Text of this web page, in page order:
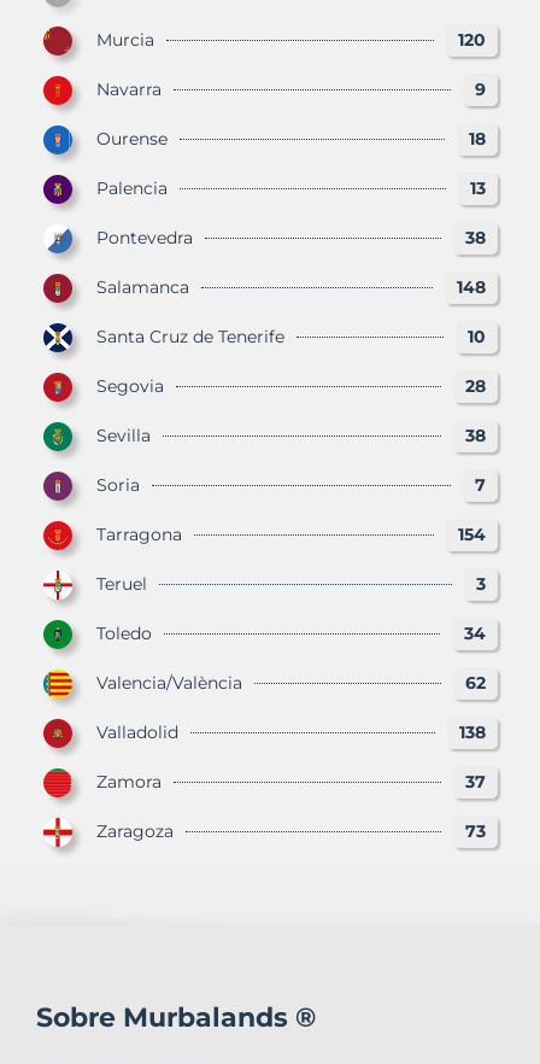
Murcia 120
Navarra 9
Ourense 18
Palencia 13
Pontevedra 38
Salamanca 148
Santa Cruz de Tenerife 10
Segovia 28
Sevilla 38
Soria 7
Tarragona 154
Teruel 3
Toledo 34
Valencia/València 62
Valladolid 138
Zamora 37
Zaragoza 73
Sobre Murbalands ®